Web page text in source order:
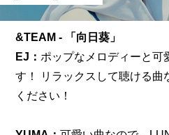
&TEAM - 「向日葵」
EJ： ポップなメロディーと可
す！ リラックスして聴ける曲
ください！